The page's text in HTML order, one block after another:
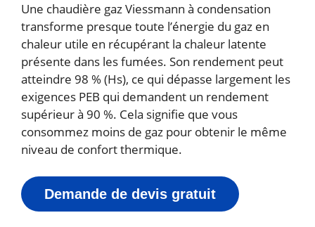
Une chaudière gaz Viessmann à condensation
transforme presque toute l’énergie du gaz en
chaleur utile en récupérant la chaleur latente
présente dans les fumées. Son rendement peut
atteindre 98 % (Hs), ce qui dépasse largement les
exigences PEB qui demandent un rendement
supérieur à 90 %. Cela signifie que vous
consommez moins de gaz pour obtenir le même
niveau de confort thermique.
Demande de devis gratuit